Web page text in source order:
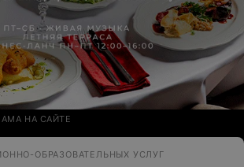
НА САЙТЕ
ОБРАЗОВАТЕЛЬНЫХ УСЛУГ